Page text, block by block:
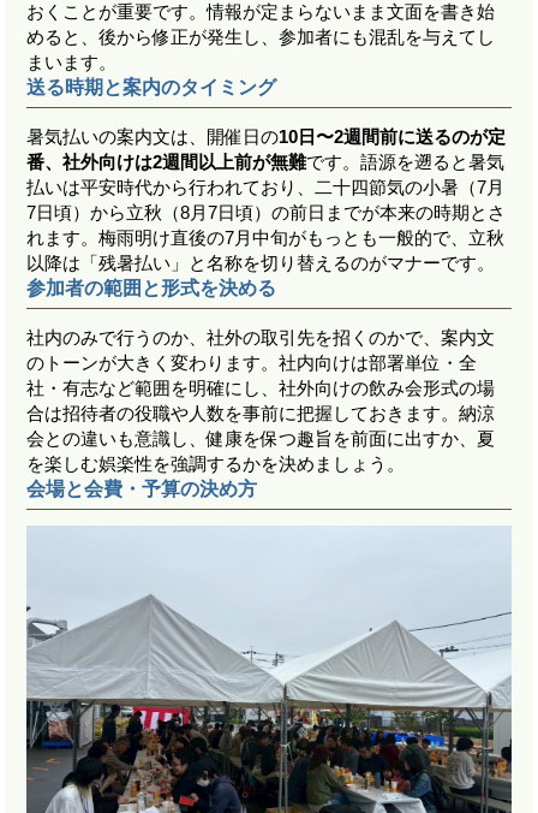
おくことが重要です。情報が定まらないまま文面を書き始
めると、後から修正が発生し、参加者にも混乱を与えてし
まいます。
送る時期と案内のタイミング
暑気払いの案内文は、開催日の10日〜2週間前に送るのが定
番、社外向けは2週間以上前が無難です。語源を遡ると暑気
払いは平安時代から行われており、二十四節気の小暑（7月
7日頃）から立秋（8月7日頃）の前日までが本来の時期とさ
れます。梅雨明け直後の7月中旬がもっとも一般的で、立秋
以降は「残暑払い」と名称を切り替えるのがマナーです。
参加者の範囲と形式を決める
社内のみで行うのか、社外の取引先を招くのかで、案内文
のトーンが大きく変わります。社内向けは部署単位・全
社・有志など範囲を明確にし、社外向けの飲み会形式の場
合は招待者の役職や人数を事前に把握しておきます。納涼
会との違いも意識し、健康を保つ趣旨を前面に出すか、夏
を楽しむ娯楽性を強調するかを決めましょう。
会場と会費・予算の決め方